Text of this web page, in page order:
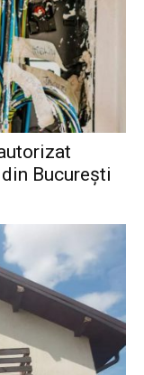
București